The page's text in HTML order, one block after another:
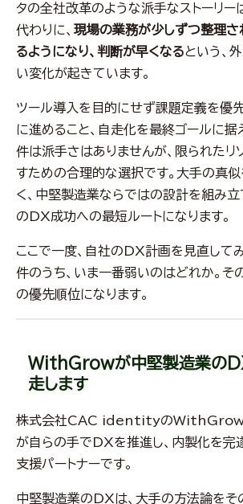
タの全社改革のような派手なストーリー
代わりに、 現場の業務が少しずつ整理さ
るようになり、判断が早くなるという、
い変化が起きています。
ツール導入を目的にせず課題定義を優
に進めること、自走化を最終ゴールに据
件は派手さはありませんが、限られたリ
すための合理的な選択です。大手の真
く、中堅製造業ならではの設計を組み立
のDX成功への最短ルートになります。
ここで一度、自社のDX計画を見直して
件のうち、いま一番弱いのはどれか。そ
の優先順位になります。
WithGrowが中堅製造業の
走します
株式会社CAC identityのWithGrow
が自らの手でDXを推進し、内製化を完
支援パートナーです。
中堅製造業のDXは、大手の方法論をそ